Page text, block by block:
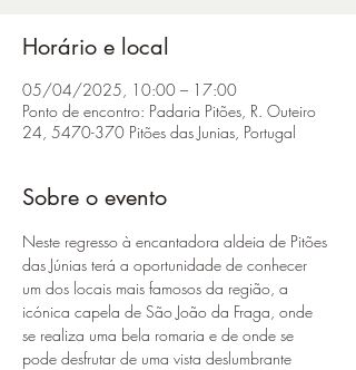
Horário e local
05/04/2025, 10:00 – 17:00
Ponto de encontro: Padaria Pitões, R. Outeiro
24, 5470-370 Pitões das Junias, Portugal
Sobre o evento
Neste regresso à encantadora aldeia de Pitões
das Júnias terá a oportunidade de conhecer
um dos locais mais famosos da região, a
icónica capela de São João da Fraga, onde
se realiza uma bela romaria e de onde se
pode desfrutar de uma vista deslumbrante